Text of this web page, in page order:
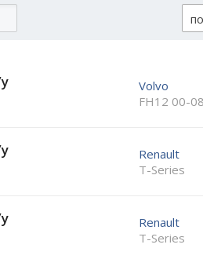
Volvo
FH12 00-08
Renault
T-Series
Renault
T-Series